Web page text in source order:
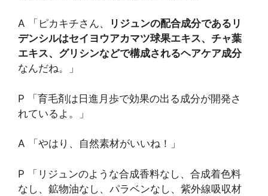
A 「ピカキチさん、
リジュンの配合成分であるリ
デンシルはセイヨウアカマツ球果エキス、チャ葉
エキス、グリシンなどで構成されるヘアケア成分
なんだね。」
P 「育毛剤は日進月歩で効果の出る成分が開発さ
れているよ。」
A 「やはり、自然素材がいいね！」
P 「リジュンのような合成香料なし、合成着色料
なし、鉱物油なし、パラベンなし、紫外線吸収材